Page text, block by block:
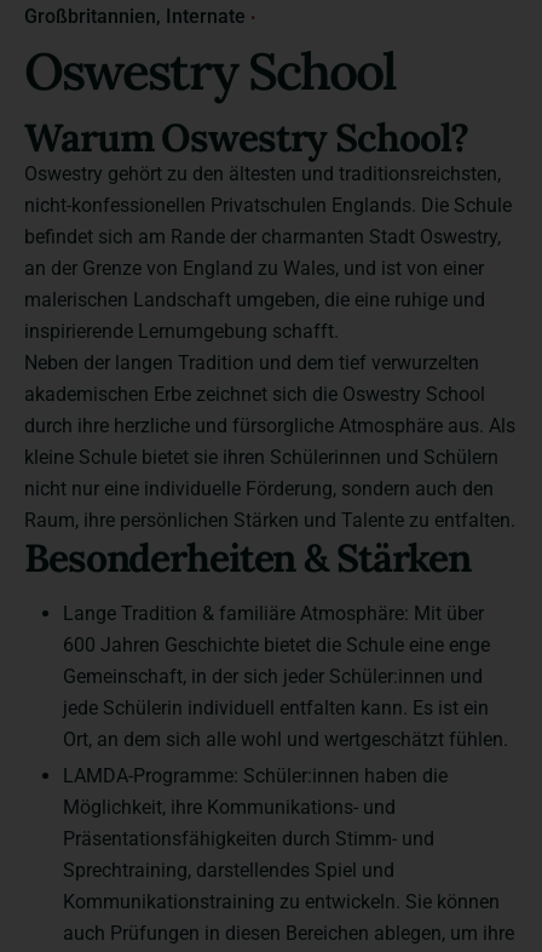
Großbritannien Internate
Oswestry School
Warum Oswestry School?
Oswestry gehört zu den ältesten und traditionsreichsten,
nicht-konfessionellen Privatschulen Englands. Die Schule
befindet sich am Rande der charmanten Stadt Oswestry,
an der Grenze von England zu Wales, und ist von einer
malerischen Landschaft umgeben, die eine ruhige und
inspirierende Lernumgebung schafft.
Neben der langen Tradition und dem tief verwurzelten
akademischen Erbe zeichnet sich die Oswestry School
durch ihre herzliche und fürsorgliche Atmosphäre aus. Als
kleine Schule bietet sie ihren Schülerinnen und Schülern
nicht nur eine individuelle Förderung, sondern auch den
Raum, ihre persönlichen Stärken und Talente zu entfalten.
Besonderheiten & Stärken
Lange Tradition & familiäre Atmosphäre: Mit über
600 Jahren Geschichte bietet die Schule eine enge
Gemeinschaft, in der sich jeder Schüler:innen und
jede Schülerin individuell entfalten kann. Es ist ein
Ort, an dem sich alle wohl und wertgeschätzt fühlen.
LAMDA-Programme: Schüler:innen haben die
Möglichkeit, ihre Kommunikations- und
Präsentationsfähigkeiten durch Stimm- und
Sprechtraining, darstellendes Spiel und
Kommunikationstraining zu entwickeln. Sie können
auch Prüfungen in diesen Bereichen ablegen, um ihre